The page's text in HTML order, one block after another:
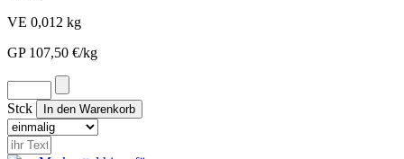
VE 0,012 kg
GP 107,50 €/kg
Stck